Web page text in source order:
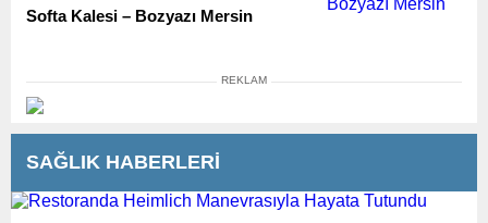
Softa Kalesi – Bozyazı Mersin
REKLAM
SAĞLIK HABERLERİ